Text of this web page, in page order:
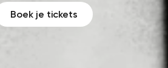
Boek je tickets